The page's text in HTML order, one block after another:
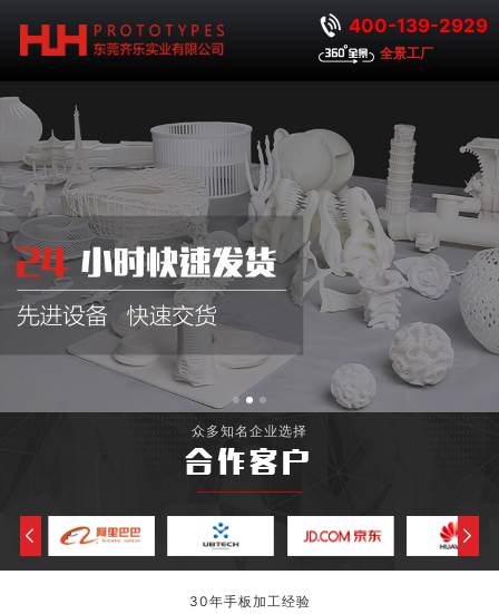
400-139-2929
全景工厂
众多知名企业选择
合作客户
30年手板加工经验